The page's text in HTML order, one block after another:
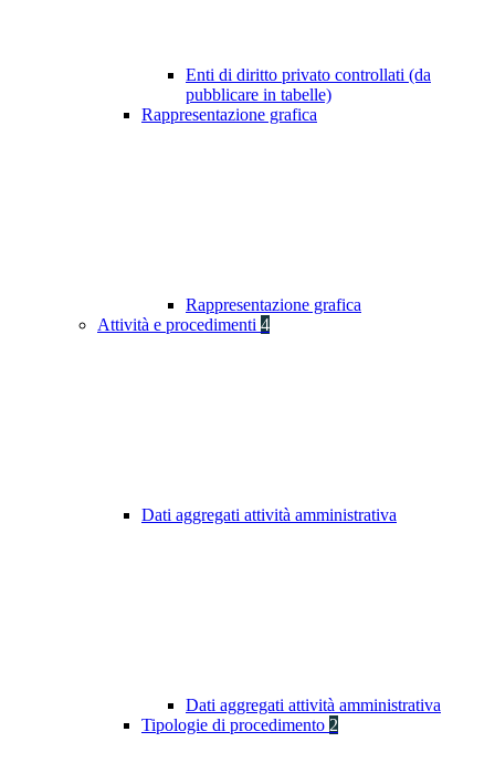
Enti di diritto privato controllati (da
pubblicare in tabelle)
Rappresentazione grafica
Rappresentazione grafica
Attività e procedimenti 4
Dati aggregati attività amministrativa
Dati aggregati attività amministrativa
Tipologie di procedimento 2